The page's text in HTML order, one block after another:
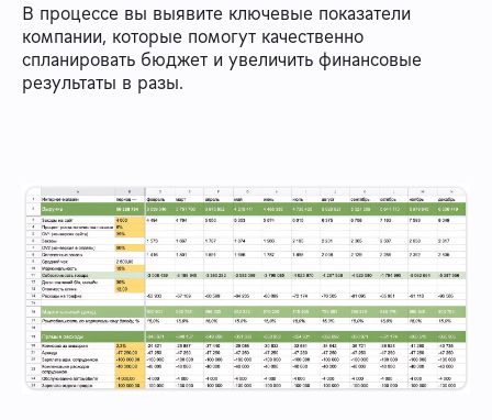
В процессе вы выявите ключевые показатели
компании, которые помогут качественно
спланировать бюджет и увеличить финансовые
результаты в разы.